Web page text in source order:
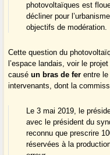
photovoltaïques est
décliner pour
objectifs de modération.
Cette question du
l’espace landais, voir le
causéun bras de fer entre le
intervenants, dont la
Le 3 mai 2019, le
avec le président du
reconnu que prescrire
réservées à la